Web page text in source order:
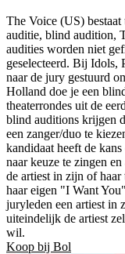
The Voice (US)
auditie, blind audition,
audities worden niet
geselecteerd. Bij Idols,
naar de jury gestuurd
Holland doe je een
theaterrondes uit de
blind auditions krijgen
een zanger/duo te
kandidaat heeft de
naar keuze te zingen
de artiest in zijn of
haar eigen "I Want
juryleden een artiest in
uiteindelijk de artiest
wil.
Koop bij Bol